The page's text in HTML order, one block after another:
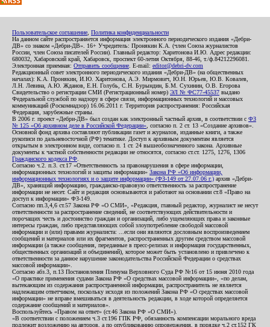
Пользовательское соглашение Политика конфиденциальности
На данном сайте распространяется информация электронного периодического издания «Дебри-
ДВ» со знаком «Дебри-ДВ». 16+ Учредитель: Пронякин К.А. (член Союза журналистов
России, член Союза писателей России). Главный редактор: Харитонова И.Ю. Адрес редакции:
680032, Хабаровский край, Хабаровск, проспект 60-летия Октября, 88-46, т./ф.84212296081.
Электронная приемная: Отправить сообщение . E-mail: editor@debri-dv.com
Редакционный совет электронного периодического издания «Дебри-ДВ» (на общественных
началах): К.А. Пронякин, И.Ю. Харитонова, А.Э. Мирмович, Ю.Н. Юрьев, Ю.В. Ковалев,
Л.Н. Левина, А.Ю. Жданов, Е.Н. Голубь, С.Н. Бурындин, Б.М. Сухинин, О.В. Егорова
Свидетельство о регистрации СМИ (Регистрационный номер) ЭЛ № ФС77-45537 выдано
Федеральной службой по надзору в сфере связи, информационных технологий и массовых
коммуникаций (Роскомнадзор) 16.06.2011 г. Территория распространения: Российская
Федерация, зарубежные страны.
В 2006 г. проект «Дебри-ДВ» был создан как электронный частный архив, в соответствии с ФЗ
№ 125 «Об архивном деле в Российской Федерации» , согласно п. 2 ст. 13 «Создание архивов».
Основной фонд архива составляют публикации газет и журналов, изданные книги, а также
рукописи по дальневосточной (РФ) тематике. Доступ к архивным документам является
открытым в электронном виде, согласно п. 1 ст. 24 вышеобозначенного закона. Архивные
документы к частной собственности редакции не относятся, согласно ст.ст. 1275, 1276, 1306
Гражданского кодекса РФ
Согласно ч.2. п.3. ст.17 «Ответственность за правонарушения в сфере информации,
информационных технологий и защиты информации» Закона РФ «Об информации,
информационных технологиях и о защите информации» (ФЗ-149 от 27.07.06 г.) архив «Дебри-
ДВ», хранящий информацию, гражданско-правовую ответственность за распространение
информации не несет. Сайт и редакция основываются и работают на основании ст.8 «Право на
доступ к информации» ФЗ-149.
Согласно пп.3,4,6 ст.57 Закона РФ «О СМИ», «Редакция, главный редактор, журналист не несут
ответственности за распространение сведений, не соответствующих действительности и
порочащих честь и достоинство граждан и организаций, либо ущемляющих права и законные
интересы граждан, либо представляющих собой злоупотребление свободой массовой
информации и (или) правами журналиста: ...если они являются дословным воспроизведением
сообщений и материалов или их фрагментов, распространенных другим средством массовой
информации (а также сообщения, переданные в пресс-релизах и информация государственных,
общественных организаций и объединений), которое может быть установлено и привлечено к
ответственности за данное нарушение законодательства Российской Федерации о средствах
массовой информации».
Согласно абз.3, п.13 Постановления Пленума Верховного Суда РФ №16 от 15 июня 2010 года
«О практике применения судами Закона РФ «О средствах массовой информации», «по делам,
вытекающим из содержания распространенной информации, распространитель не является
надлежащим ответчиком, поскольку исходя из положений Закона РФ «О средствах массовой
информации» не вправе вмешиваться в деятельность редакции, в ходе которой определяется
содержание сообщений и материалов».
Воспользуйтесь «Правом на ответ» (ст.46 Закона РФ «О СМИ»).
«В соответствии с положением ч.3 ст.196 ГПК РФ, обязанность компенсации морального вреда
подлежит возложению на авторов, а по опубликованию опровержения, в порядке ч.2 ст.152 ГК